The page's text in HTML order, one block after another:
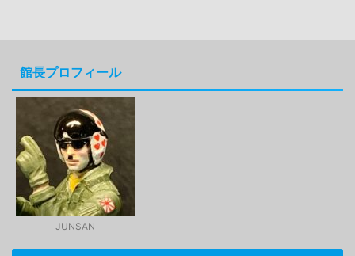
館長プロフィール
JUNSAN